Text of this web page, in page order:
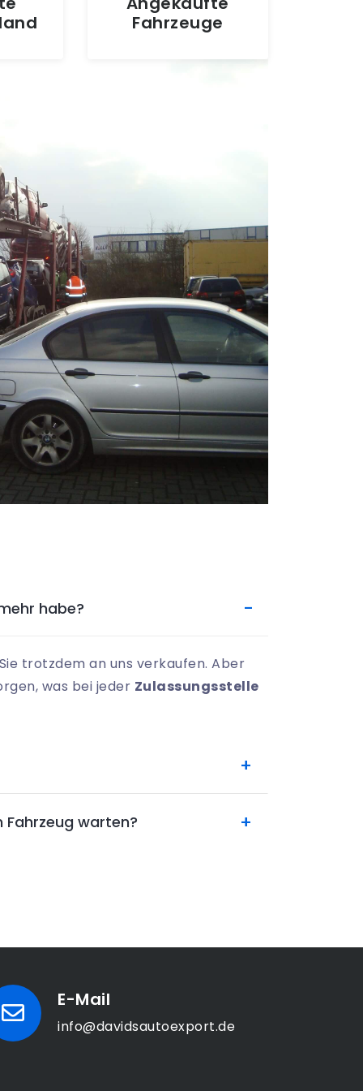
Fahrzeuge
habe?
trotzdem an uns verkaufen. Aber
was bei jeder Zulassungsstelle
warten?
E-Mail
info@davidsautoexport.de